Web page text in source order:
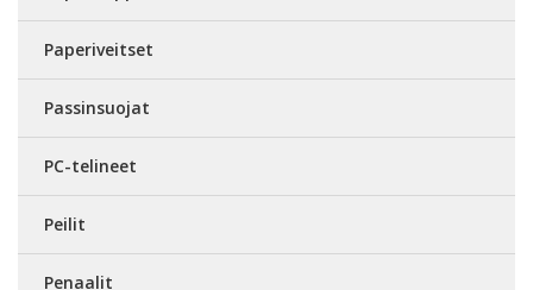
Paperiveitset
Passinsuojat
PC-telineet
Peilit
Penaalit